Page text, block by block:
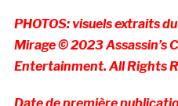
PHOTOS: visuels extraits
Mirage © 2023 Assassin’s
Entertainment. All Rights